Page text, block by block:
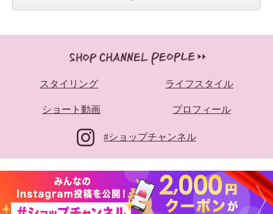
スタイリング ライフスタイル
ショート動画 プロフィール
#ショップチャンネル